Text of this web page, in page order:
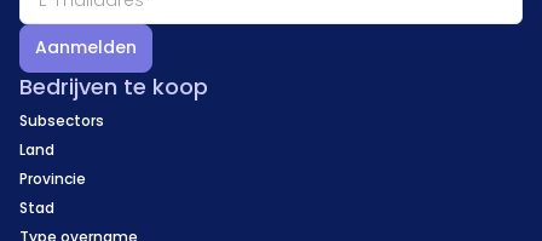
Aanmelden
Bedrijven te koop
Subsectors
Land
Provincie
Stad
Type overname